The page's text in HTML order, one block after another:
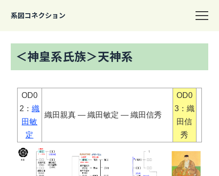
系図コネクション
＜神皇系氏族＞天神系
OD0
2： 織
田敏
定
織田親真 ― 織田敏定 ― 織田信秀
OD0
3：織
田信
秀